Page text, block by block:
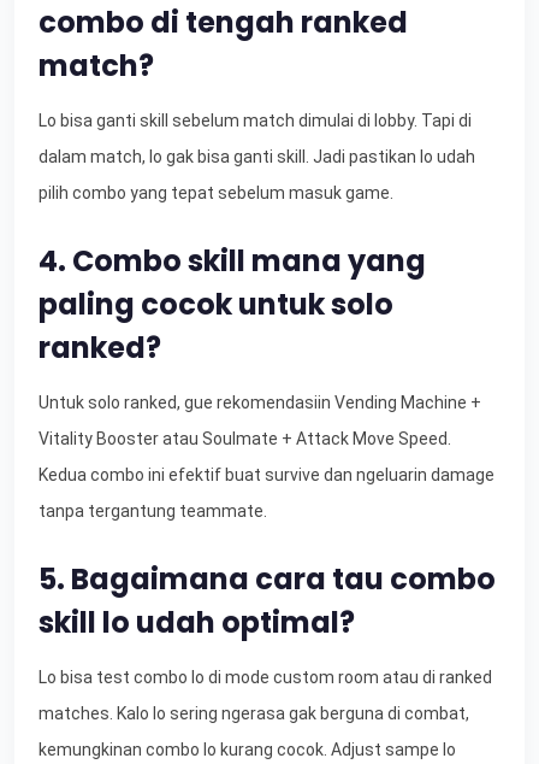
combo di tengah ranked
match?
Lo bisa ganti skill sebelum match dimulai di lobby. Tapi di
dalam match, lo gak bisa ganti skill. Jadi pastikan lo udah
pilih combo yang tepat sebelum masuk game.
4. Combo skill mana yang
paling cocok untuk solo
ranked?
Untuk solo ranked, gue rekomendasiin Vending Machine +
Vitality Booster atau Soulmate + Attack Move Speed.
Kedua combo ini efektif buat survive dan ngeluarin damage
tanpa tergantung teammate.
5. Bagaimana cara tau combo
skill lo udah optimal?
Lo bisa test combo lo di mode custom room atau di ranked
matches. Kalo lo sering ngerasa gak berguna di combat,
kemungkinan combo lo kurang cocok. Adjust sampe lo